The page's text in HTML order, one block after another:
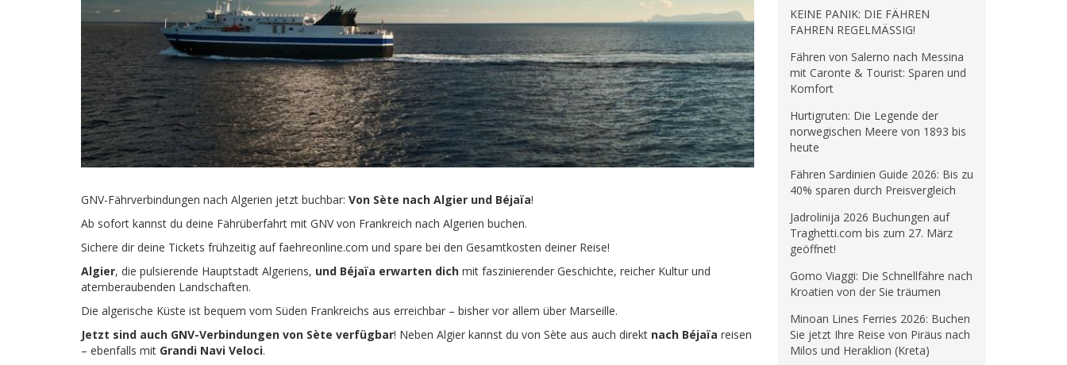
KEINE PANIK: DIE FÄHREN
FAHREN REGELMÄSSIG!
Fähren von Salerno nach Messina
mit Caronte & Tourist: Sparen und
Komfort
Hurtigruten: Die Legende der
norwegischen Meere von 1893 bis
heute
Fähren Sardinien Guide 2026: Bis zu
40% sparen durch Preisvergleich
Jadrolinija 2026 Buchungen auf
Traghetti.com bis zum 27. März
geöffnet!
Gomo Viaggi: Die Schnellfähre nach
Kroatien von der Sie träumen
Minoan Lines Ferries 2026: Buchen
Sie jetzt Ihre Reise von Piräus nach
Milos und Heraklion (Kreta)
GNV-Fährverbindungen nach Algerien jetzt buchbar: Von Sète nach Algier und Béjaïa!
Ab sofort kannst du deine Fährüberfahrt mit GNV von Frankreich nach Algerien buchen.
Sichere dir deine Tickets frühzeitig auf faehreonline.com und spare bei den Gesamtkosten deiner Reise!
Algier, die pulsierende Hauptstadt Algeriens, und Béjaïa erwarten dich mit faszinierender Geschichte, reicher Kultur und
atemberaubenden Landschaften.
Die algerische Küste ist bequem vom Süden Frankreichs aus erreichbar – bisher vor allem über Marseille.
Jetzt sind auch GNV-Verbindungen von Sète verfügbar! Neben Algier kannst du von Sète aus auch direkt nach Béjaïa reisen
– ebenfalls mit Grandi Navi Veloci.